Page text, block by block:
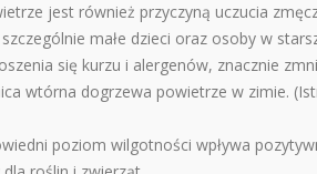
jest również przyczyną uczucia
małe dzieci oraz osoby w
się kurzu i alergenów, znacznie
wtórna dogrzewa powietrze w zimie.
poziom wilgotności wpływa